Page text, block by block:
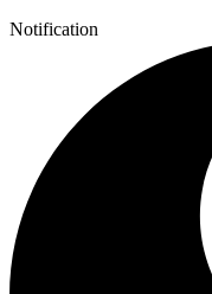
Notification